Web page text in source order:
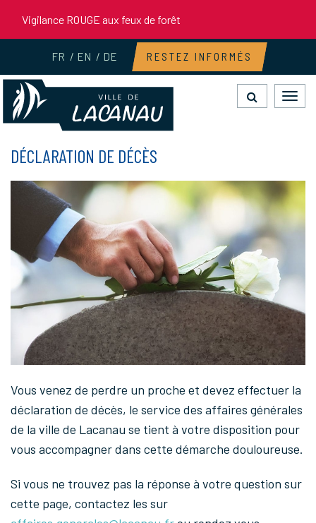
Vigilance ROUGE aux feux de forêt
FR EN DE RESTEZ INFORMÉS
DÉCLARATION DE DÉCÈS
Vous venez de perdre un proche et devez effectuer la
déclaration de décès, le service des affaires générales
de la ville de Lacanau se tient à votre disposition pour
vous accompagner dans cette démarche douloureuse.
Si vous ne trouvez pas la réponse à votre question sur
cette page, contactez les sur